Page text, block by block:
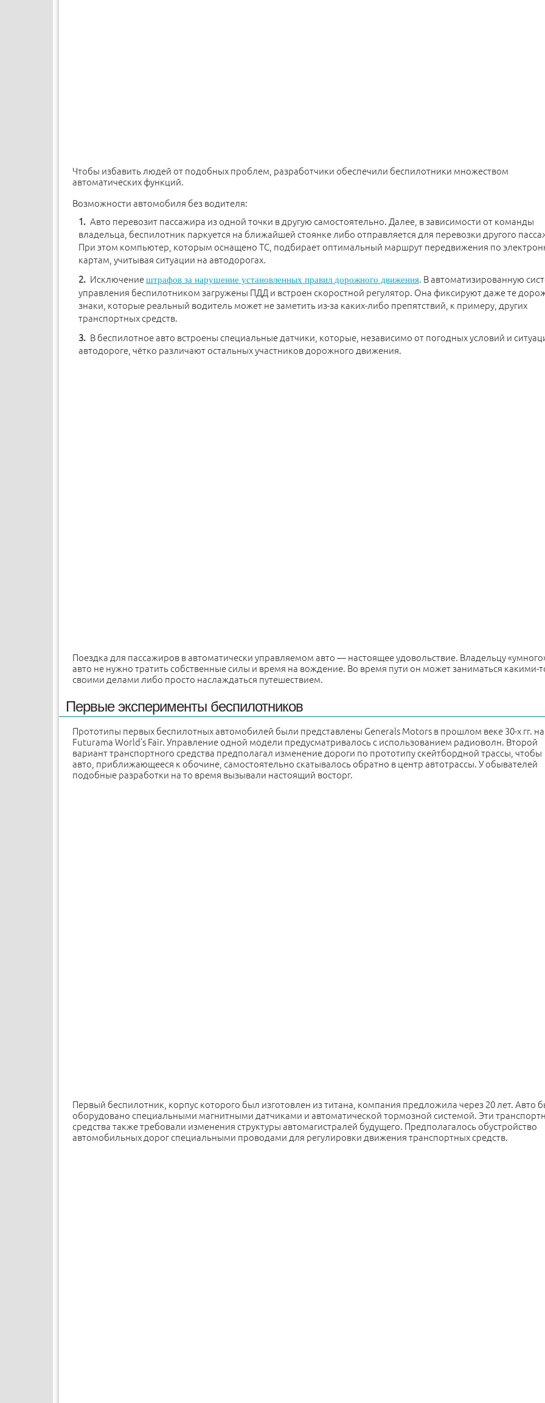
Чтобы избавить людей от подобных проблем, разработчики обеспечили беспилотники множеством
автоматических функций.
Возможности автомобиля без водителя:
Авто перевозит пассажира из одной точки в другую самостоятельно. Далее, в зависимости от команды
владельца, беспилотник паркуется на ближайшей стоянке либо отправляется для перевозки другого
При этом компьютер, которым оснащено ТС, подбирает оптимальный маршрут передвижения по
картам, учитывая ситуации на автодорогах.
Исключениештрафов за нарушение установленных правил дорожного движения. В автоматизированную
управления беспилотником загружены ПДД и встроен скоростной регулятор. Она фиксируют даже те
знаки, которые реальный водитель может не заметить из-за каких-либо препятствий, к примеру, других
транспортных средств.
В беспилотное авто встроены специальные датчики, которые, независимо от погодных условий и
автодороге, чётко различают остальных участников дорожного движения.
Поездка для пассажиров в автоматически управляемом авто — настоящее удовольствие. Владельцу
авто не нужно тратить собственные силы и время на вождение. Во время пути он может заниматься какими-
своими делами либо просто наслаждаться путешествием.
Первые эксперименты беспилотников
Прототипы первых беспилотных автомобилей были представлены Generals Motors в прошлом веке 30-х гг. на
Futurama World’s Fair. Управление одной модели предусматривалось с использованием радиоволн. Второй
вариант транспортного средства предполагал изменение дороги по прототипу скейтбордной трассы, чтобы
авто, приближающееся к обочине, самостоятельно скатывалось обратно в центр автотрассы. У обывателей
подобные разработки на то время вызывали настоящий восторг.
Первый беспилотник, корпус которого был изготовлен из титана, компания предложила через 20 лет. Авто
оборудовано специальными магнитными датчиками и автоматической тормозной системой. Эти
средства также требовали изменения структуры автомагистралей будущего. Предполагалось обустройство
автомобильных дорог специальными проводами для регулировки движения транспортных средств.